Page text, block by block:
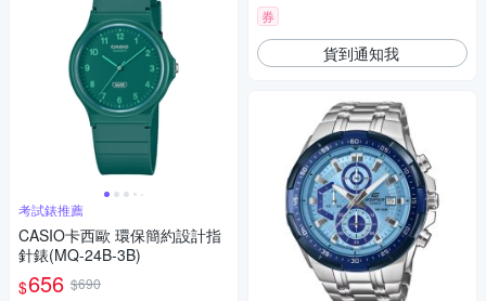
考試錶推薦
CASIO卡西歐 環保簡約設計指
針錶(MQ-24B-3B)
$656 $690
券
貨到通知我